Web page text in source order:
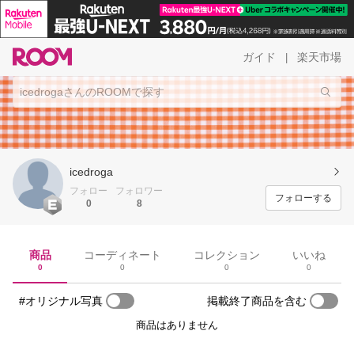
ガイド 楽天市場
icedroga
フォロー
0
フォロワー
8
フォローする
商品
0
コーディネート
0
コレクション
0
いいね
0
#オリジナル写真 掲載終了商品を含む
商品はありません